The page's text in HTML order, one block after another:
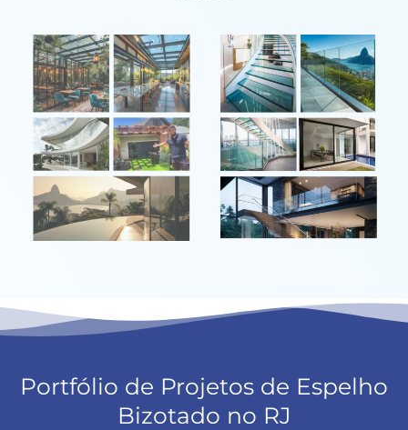
Portfólio de Projetos de Espelho
Bizotado no RJ